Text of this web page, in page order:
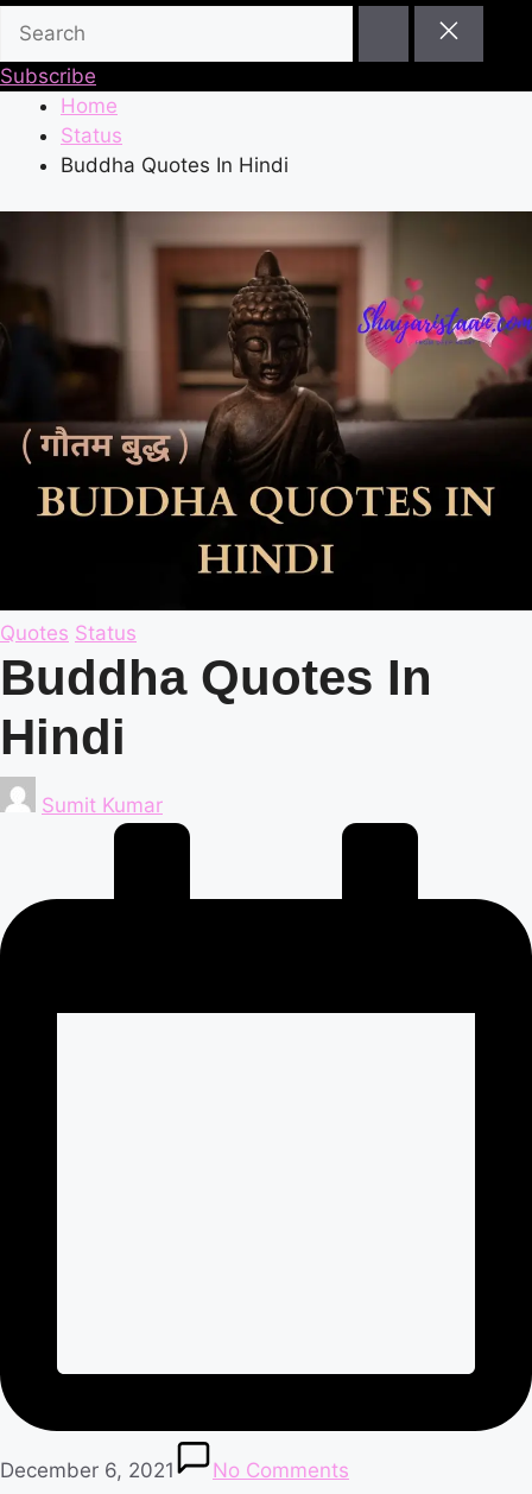
Subscribe
Home
Status
Buddha Quotes In Hindi
Posted
in
Quotes Status
Buddha Quotes In
Hindi
Posted
by
Sumit Kumar
December 6, 2021 No Comments